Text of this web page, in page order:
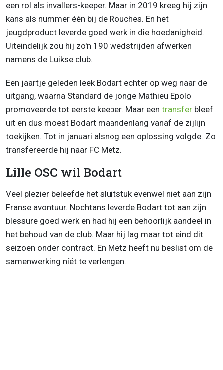
een rol als invallers-keeper. Maar in 2019 kreeg hij zijn
kans als nummer één bij de Rouches. En het
jeugdproduct leverde goed werk in die hoedanigheid.
Uiteindelijk zou hij zo'n 190 wedstrijden afwerken
namens de Luikse club.
Een jaartje geleden leek Bodart echter op weg naar de
uitgang, waarna Standard de jonge Mathieu Epolo
promoveerde tot eerste keeper. Maar een transfer bleef
uit en dus moest Bodart maandenlang vanaf de zijlijn
toekijken. Tot in januari alsnog een oplossing volgde. Zo
transfereerde hij naar FC Metz.
Lille OSC wil Bodart
Veel plezier beleefde het sluitstuk evenwel niet aan zijn
Franse avontuur. Nochtans leverde Bodart tot aan zijn
blessure goed werk en had hij een behoorlijk aandeel in
het behoud van de club. Maar hij lag maar tot eind dit
seizoen onder contract. En Metz heeft nu beslist om de
samenwerking níét te verlengen.